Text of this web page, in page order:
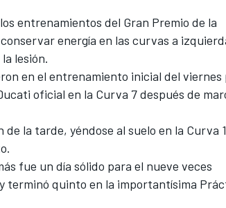
entrenamientos del Gran Premio de la
energía en las curvas a
lesión.
en el entrenamiento inicial del viernes
oficial en la Curva 7 después de
la tarde, yéndose al suelo en la Curva
fue un día sólido para el nueve veces
terminó quinto en la importantísima